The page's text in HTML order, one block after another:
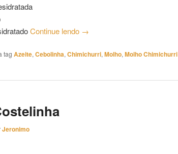
Continue lendo →
tag Azeite, Cebolinha, Chimichurri, Molho, Molho Chimichurri
Jeronimo